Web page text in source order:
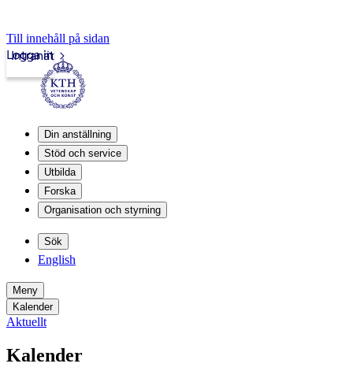
Till innehåll på sidan
Intranät
Logga in
Din anställning
Stöd och service
Utbilda
Forska
Organisation och styrning
Sök
English
Meny
Kalender
Aktuellt
Kalender